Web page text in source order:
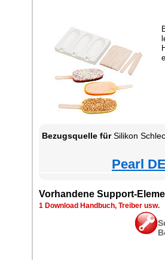
Bezugsquelle fürSilikon Schleck-
Pearl
Vorhandene Support-
1 Download Handbuch, Treiber usw.